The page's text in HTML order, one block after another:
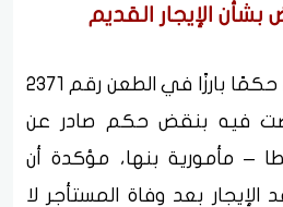
الإيجار القديم
أصدرت محكمة النقض حكمًا بارزًا في الطعن رقم 2371
قضت فيه بنقض حكم صادر عن
– مأمورية بنها، مؤكدة أن
الإيجار بعد وفاة المستأجر لا